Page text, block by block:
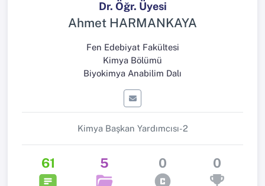
Dr. Öğr. Üyesi
Ahmet HARMANKAYA
Fen Edebiyat Fakültesi
Kimya Bölümü
Biyokimya Anabilim Dalı
Kimya Başkan Yardımcısı-2
61 5 0 0